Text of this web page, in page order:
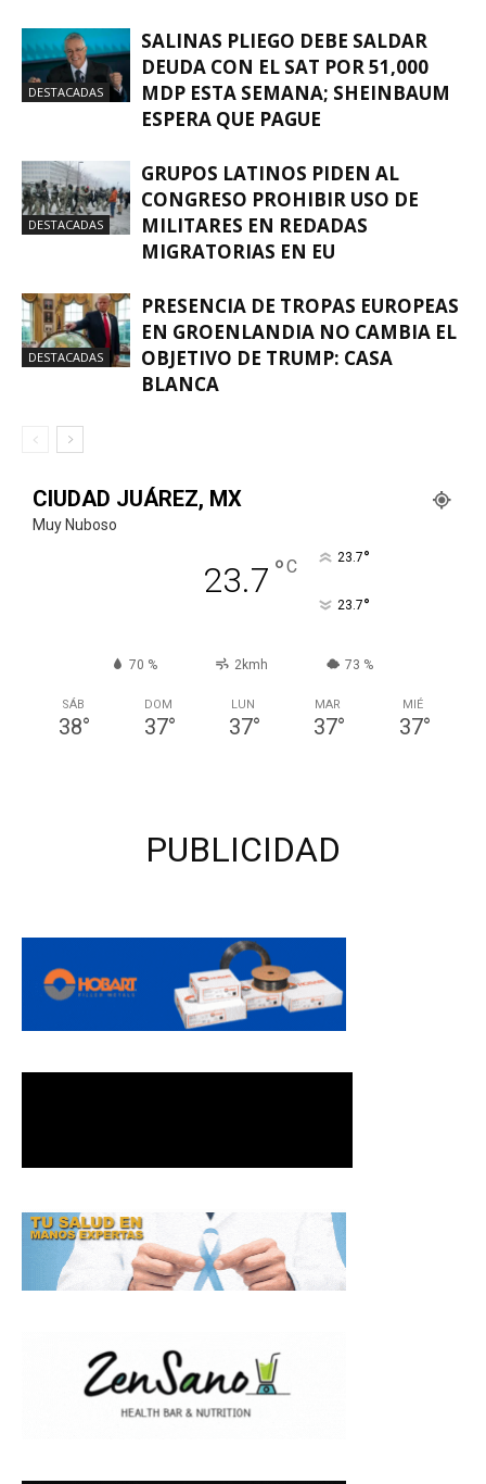
DESTACADAS
SALINAS PLIEGO DEBE SALDAR
DEUDA CON EL SAT POR 51,000
MDP ESTA SEMANA; SHEINBAUM
ESPERA QUE PAGUE
DESTACADAS
GRUPOS LATINOS PIDEN AL
CONGRESO PROHIBIR USO DE
MILITARES EN REDADAS
MIGRATORIAS EN EU
DESTACADAS
PRESENCIA DE TROPAS EUROPEAS
EN GROENLANDIA NO CAMBIA EL
OBJETIVO DE TRUMP: CASA
BLANCA
CIUDAD JUÁREZ, MX
Muy Nuboso
23.7 °C 23.7°
23.7°
70 % 2kmh 73 %
SÁB
38°
DOM
37°
LUN
37°
MAR
37°
MIÉ
37°
PUBLICIDAD